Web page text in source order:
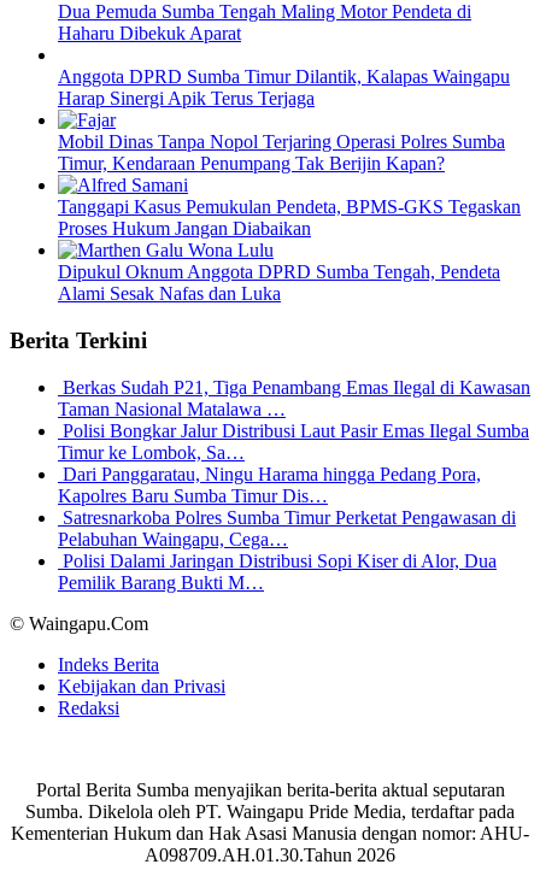
Dua Pemuda Sumba Tengah Maling Motor Pendeta di
Haharu Dibekuk Aparat
Anggota DPRD Sumba Timur Dilantik, Kalapas Waingapu
Harap Sinergi Apik Terus Terjaga
Mobil Dinas Tanpa Nopol Terjaring Operasi Polres Sumba
Timur, Kendaraan Penumpang Tak Berijin Kapan?
Tanggapi Kasus Pemukulan Pendeta, BPMS-GKS Tegaskan
Proses Hukum Jangan Diabaikan
Dipukul Oknum Anggota DPRD Sumba Tengah, Pendeta
Alami Sesak Nafas dan Luka
Berita Terkini
Berkas Sudah P21, Tiga Penambang Emas Ilegal di Kawasan
Taman Nasional Matalawa …
Polisi Bongkar Jalur Distribusi Laut Pasir Emas Ilegal Sumba
Timur ke Lombok, Sa…
Dari Panggaratau, Ningu Harama hingga Pedang Pora,
Kapolres Baru Sumba Timur Dis…
Satresnarkoba Polres Sumba Timur Perketat Pengawasan di
Pelabuhan Waingapu, Cega…
Polisi Dalami Jaringan Distribusi Sopi Kiser di Alor, Dua
Pemilik Barang Bukti M…
© Waingapu.Com
Indeks Berita
Kebijakan dan Privasi
Redaksi
Portal Berita Sumba menyajikan berita-berita aktual seputaran
Sumba. Dikelola oleh PT. Waingapu Pride Media, terdaftar pada
Kementerian Hukum dan Hak Asasi Manusia dengan nomor: AHU-
A098709.AH.01.30.Tahun 2026